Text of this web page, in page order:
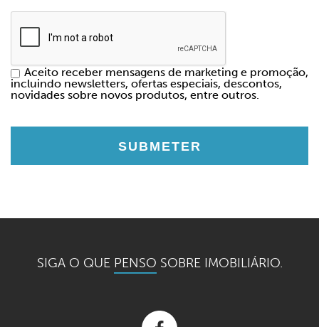
Aceito receber mensagens de marketing e promoção,
incluindo newsletters, ofertas especiais, descontos,
novidades sobre novos produtos, entre outros.
SIGA O QUE PENSO SOBRE IMOBILIÁRIO.